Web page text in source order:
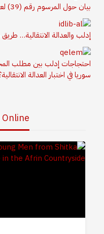
بيان حول المرسوم رقم (39) لعام 2026 المتعلق بالعفو العام
إدلب والعدالة الانتقالية…
احتجاجات إدلب بين مطلب
سوريا في اختبار العدالة